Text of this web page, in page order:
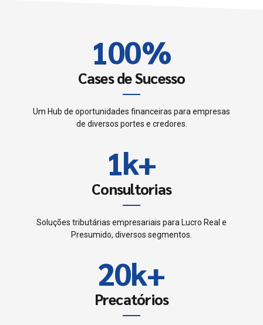
1
2
3
5
6
7
8
9
00%
Cases de Sucesso
Um Hub de oportunidades financeiras para empresas
de diversos portes e credores.
0
1
2
3
4
5
6
k+
Consultorias
Soluções tributárias empresariais para Lucro Real e
Presumido, diversos segmentos.
0
1
2
3
3
4
5
6
7
8
9
0k+
Precatórios
0
1
2
3
4